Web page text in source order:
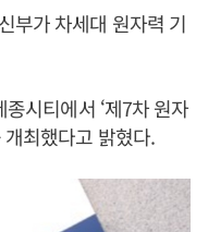
부가 차세대 원자력 기
시티에서 ‘제7차 원자
최했다고 밝혔다.